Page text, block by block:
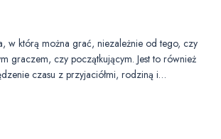
w którą można grać, niezależnie od tego, czy
graczem, czy początkującym. Jest to również
czasu z przyjaciółmi, rodziną i…